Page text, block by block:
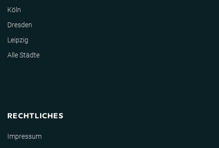
Köln
Dresden
Leipzig
Alle Städte
RECHTLICHES
Impressum